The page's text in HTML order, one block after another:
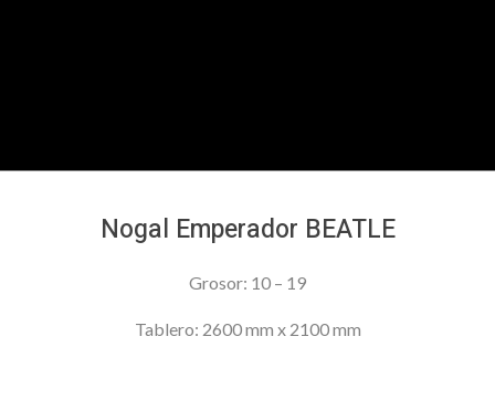
Nogal Emperador BEATLE
Grosor: 10 – 19
Tablero: 2600 mm x 2100 mm